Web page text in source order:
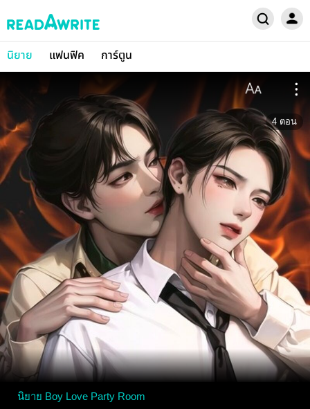
นิยาย แฟนฟิค การ์ตูน
4 ตอน
นิยาย Boy Love Party Room